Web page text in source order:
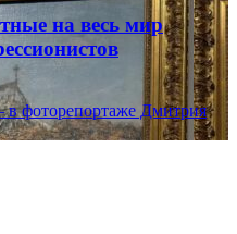
на весь мир
фоторепортаже Дмитрия